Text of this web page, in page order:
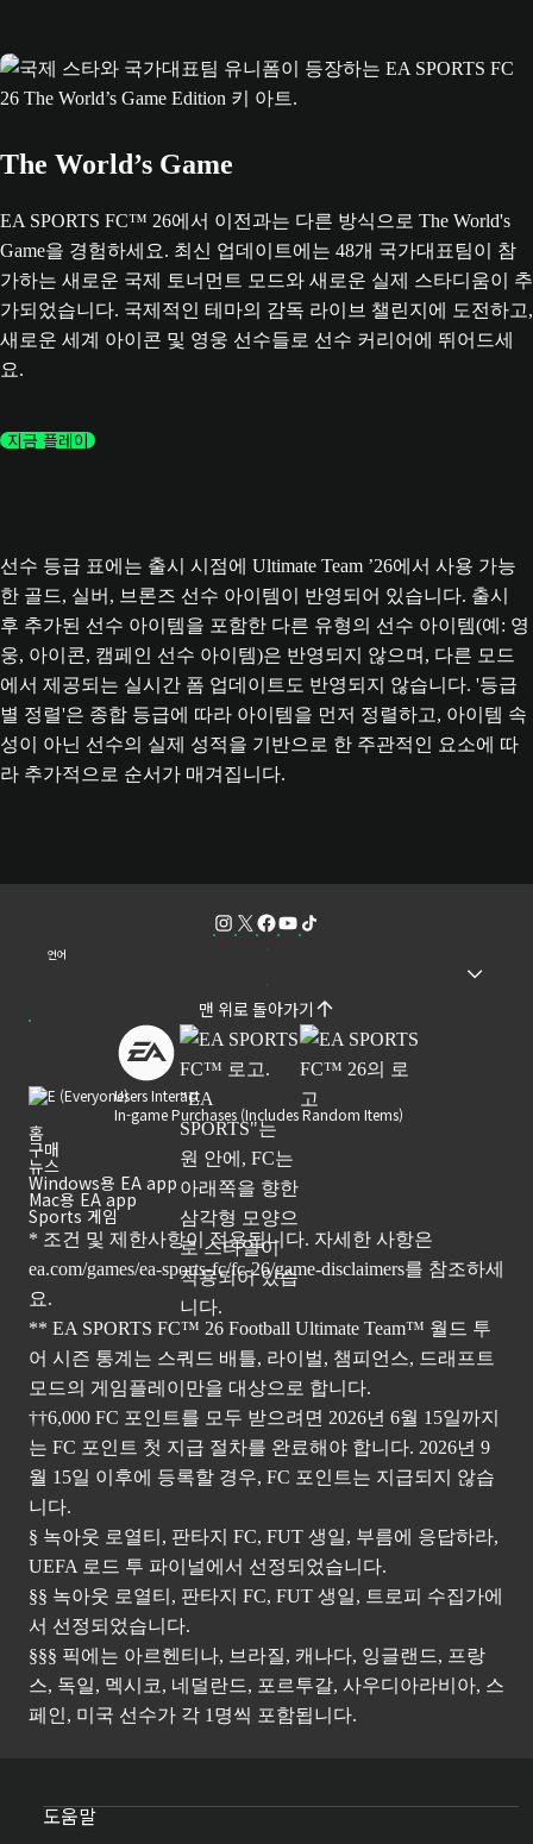
The World’s Game
EA SPORTS FC™ 26에서 이전과는 다른 방식으로 The World's
Game을 경험하세요. 최신 업데이트에는 48개 국가대표팀이 참
가하는 새로운 국제 토너먼트 모드와 새로운 실제 스타디움이 추
가되었습니다. 국제적인 테마의 감독 라이브 챌린지에 도전하고,
새로운 세계 아이콘 및 영웅 선수들로 선수 커리어에 뛰어드세
요.
지금 플레이
선수 등급 표에는 출시 시점에 Ultimate Team ’26에서 사용 가능
한 골드, 실버, 브론즈 선수 아이템이 반영되어 있습니다. 출시
후 추가된 선수 아이템을 포함한 다른 유형의 선수 아이템(예: 영
웅, 아이콘, 캠페인 선수 아이템)은 반영되지 않으며, 다른 모드
에서 제공되는 실시간 폼 업데이트도 반영되지 않습니다. '등급
별 정렬'은 종합 등급에 따라 아이템을 먼저 정렬하고, 아이템 속
성이 아닌 선수의 실제 성적을 기반으로 한 주관적인 요소에 따
라 추가적으로 순서가 매겨집니다.
언어
맨 위로 돌아가기
Users Interact
In-game Purchases (Includes Random Items)
홈
구매
뉴스
Windows용 EA app
Mac용 EA app
Sports 게임
* 조건 및 제한사항이 적용됩니다. 자세한 사항은
ea.com/games/ea-sports-fc/fc-26/game-disclaimers를 참조하세
요.
** EA SPORTS FC™ 26 Football Ultimate Team™ 월드 투
어 시즌 통계는 스쿼드 배틀, 라이벌, 챔피언스, 드래프트
모드의 게임플레이만을 대상으로 합니다.
††6,000 FC 포인트를 모두 받으려면 2026년 6월 15일까지
는 FC 포인트 첫 지급 절차를 완료해야 합니다. 2026년 9
월 15일 이후에 등록할 경우, FC 포인트는 지급되지 않습
니다.
§ 녹아웃 로열티, 판타지 FC, FUT 생일, 부름에 응답하라,
UEFA 로드 투 파이널에서 선정되었습니다.
§§ 녹아웃 로열티, 판타지 FC, FUT 생일, 트로피 수집가에
서 선정되었습니다.
§§§ 픽에는 아르헨티나, 브라질, 캐나다, 잉글랜드, 프랑
스, 독일, 멕시코, 네덜란드, 포르투갈, 사우디아라비아, 스
페인, 미국 선수가 각 1명씩 포함됩니다.
도움말